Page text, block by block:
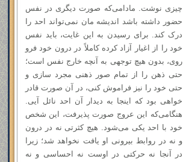
چیزی نوشت. مادامی‌که صورت دیگری در نفس
حضور داشته باشد اندیشه‌ مان نمی‌تواند احد را
درک کند. برای رسیدن به این غایت، باید نفس
خود را از اغیار آزاد کرده کاملاً در درون خود فرو
روی، بدون هیچ توجهی به آنچه خارج نفس است؛
حتى ذهن را از تمام صور ذهنی مجرد سازی و
حتی خود را نیز فراموش کنی، در آن صورت قادر
خواهی بود که اینجا به دیدار آن احد نائل آیی.
هنگامی‌که این عروج صورت پذیرفت، این شخص
خود با احد یکی می‌شود. هیچ کثرتی نه در درون
و نه در روابط بیرونی او یافت نخواهد شد؛ زیرا
در آنجا نه حرکتی در اوست نه احساسی و نه